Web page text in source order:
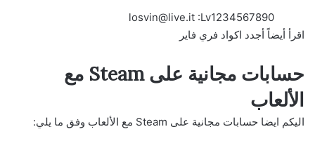
losvin@live.it :Lv1234567890
اقرأ أيضاًأجدد اكواد فري فاير
حسابات مجانية على Steam مع
الألعاب
اليكم ايضا حسابات مجانية على Steam مع الألعاب وفق ما يلي: